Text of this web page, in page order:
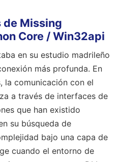
de Missing
Core / Win32api
en su estudio madrileño
más profunda. En
la comunicación con el
a través de interfaces de
que han existido
su búsqueda de
bajo una capa de
cuando el entorno de